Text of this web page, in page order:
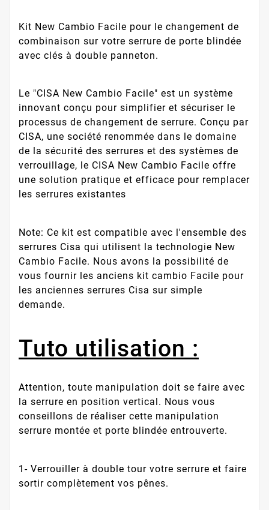
Kit New Cambio Facile pour le changement de
combinaison sur votre serrure de porte blindée
avec clés à double panneton.
Le "CISA New Cambio Facile" est un système
innovant conçu pour simplifier et sécuriser le
processus de changement de serrure. Conçu par
CISA, une société renommée dans le domaine
de la sécurité des serrures et des systèmes de
verrouillage, le CISA New Cambio Facile offre
une solution pratique et efficace pour remplacer
les serrures existantes
Note: Ce kit est compatible avec l'ensemble des
serrures Cisa qui utilisent la technologie New
Cambio Facile. Nous avons la possibilité de
vous fournir les anciens kit cambio Facile pour
les anciennes serrures Cisa sur simple
demande.
Tuto utilisation :
Attention, toute manipulation doit se faire avec
la serrure en position vertical. Nous vous
conseillons de réaliser cette manipulation
serrure montée et porte blindée entrouverte.
1- Verrouiller à double tour votre serrure et faire
sortir complètement vos pênes.